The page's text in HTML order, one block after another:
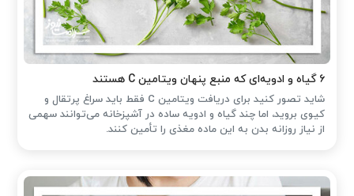
۶ گیاه و ادویه‌ای که منبع پنهان ویتامین C هستند
شاید تصور کنید برای دریافت ویتامین C فقط باید سراغ پرتقال و
کیوی بروید، اما چند گیاه و ادویه ساده در آشپزخانه می‌توانند سهمی
از نیاز روزانه بدن به این ماده مغذی را تأمین کنند.